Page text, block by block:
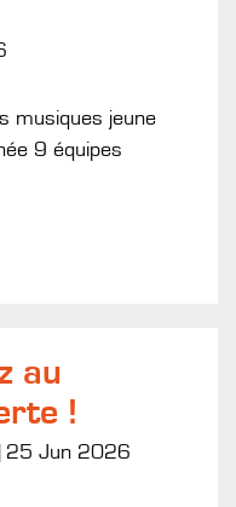
musiques jeune
9 équipes
au
!
25 Jun 2026